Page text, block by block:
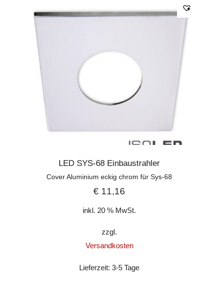
LED SYS-68 Einbaustrahler
Cover Aluminium eckig chrom für Sys-68
€ 11,16
inkl. 20 % MwSt.
zzgl.
Versandkosten
Lieferzeit:3-5 Tage